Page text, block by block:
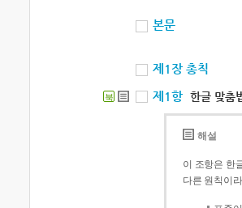
본문
제1장 총칙
북 제1항 한글 맞춤
해설
이 조항은 한
다른 원칙이